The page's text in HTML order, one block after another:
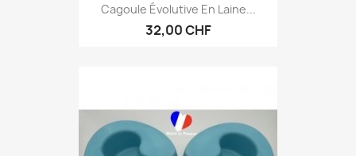
Cagoule Évolutive En Laine...
32,00 CHF